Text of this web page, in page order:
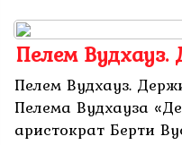
Пелем
Пелем Вудхауз.
Пелема Вудхауза
аристократ Берти